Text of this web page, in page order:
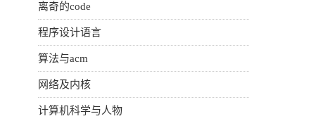
离奇的code
程序设计语言
算法与acm
网络及内核
计算机科学与人物